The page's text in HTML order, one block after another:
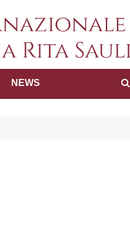
dei diritti
Saulle"
NEWS